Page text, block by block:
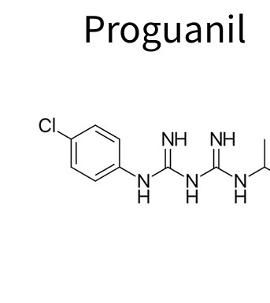
Proguanil